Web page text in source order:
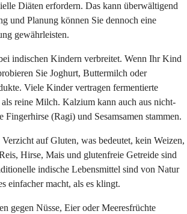
Diäten erfordern. Das kann überwältigend
und Planung können Sie dennoch eine
gewährleisten.
indischen Kindern verbreitet. Wenn Ihr Kind
Sie Joghurt, Buttermilch oder
Viele Kinder vertragen fermentierte
reine Milch. Kalzium kann auch aus nicht-
(Ragi) und Sesamsamen stammen.
auf Gluten, was bedeutet, kein Weizen,
Hirse, Mais und glutenfreie Getreide sind
indische Lebensmittel sind von Natur
einfacher macht, als es klingt.
gegen Nüsse, Eier oder Meeresfrüchte